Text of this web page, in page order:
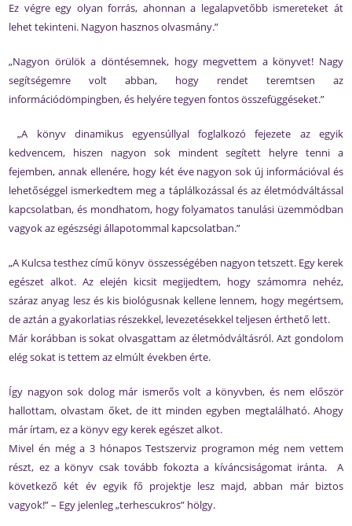
Ez végre egy olyan forrás, ahonnan a legalapvetőbb ismereteket át
lehet tekinteni. Nagyon hasznos olvasmány.”
„Nagyon örülök a döntésemnek, hogy megvettem a könyvet! Nagy
segítségemre volt abban, hogy rendet teremtsen az
információdömpingben, és helyére tegyen fontos összefüggéseket.”
„A könyv dinamikus egyensúllyal foglalkozó fejezete az egyik
kedvencem, hiszen nagyon sok mindent segített helyre tenni a
fejemben, annak ellenére, hogy két éve nagyon sok új információval és
lehetőséggel ismerkedtem meg a táplálkozással és az életmódváltással
kapcsolatban, és mondhatom, hogy folyamatos tanulási üzemmódban
vagyok az egészségi állapotommal kapcsolatban.”
„A Kulcsa testhez című könyv összességében nagyon tetszett. Egy kerek
egészet alkot. Az elején kicsit megijedtem, hogy számomra nehéz,
száraz anyag lesz és kis biológusnak kellene lennem, hogy megértsem,
de aztán a gyakorlatias részekkel, levezetésekkel teljesen érthető lett.
Már korábban is sokat olvasgattam az életmódváltásról. Azt gondolom
elég sokat is tettem az elmúlt években érte.
Így nagyon sok dolog már ismerős volt a könyvben, és nem először
hallottam, olvastam őket, de itt minden egyben megtalálható. Ahogy
már írtam, ez a könyv egy kerek egészet alkot.
Mivel én még a 3 hónapos Testszerviz programon még nem vettem
részt, ez a könyv csak tovább fokozta a kíváncsiságomat iránta. A
következő két év egyik fő projektje lesz majd, abban már biztos
vagyok!” – Egy jelenleg „terhescukros” hölgy.